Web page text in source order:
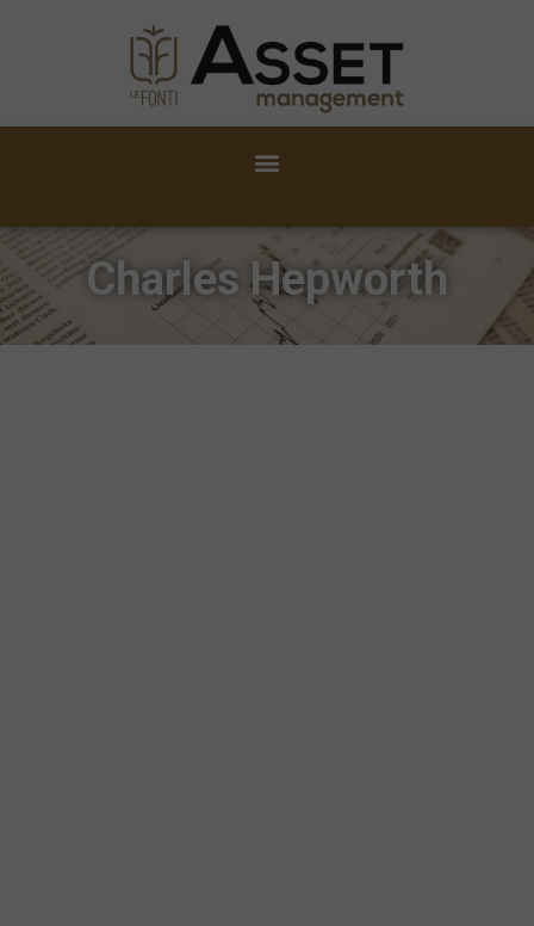
Charles Hepworth